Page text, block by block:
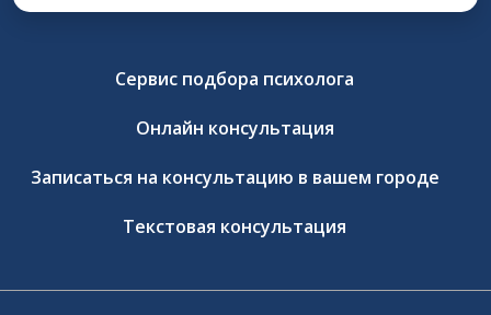
Сервис подбора психолога
Онлайн консультация
Записаться на консультацию в вашем городе
Текстовая консультация